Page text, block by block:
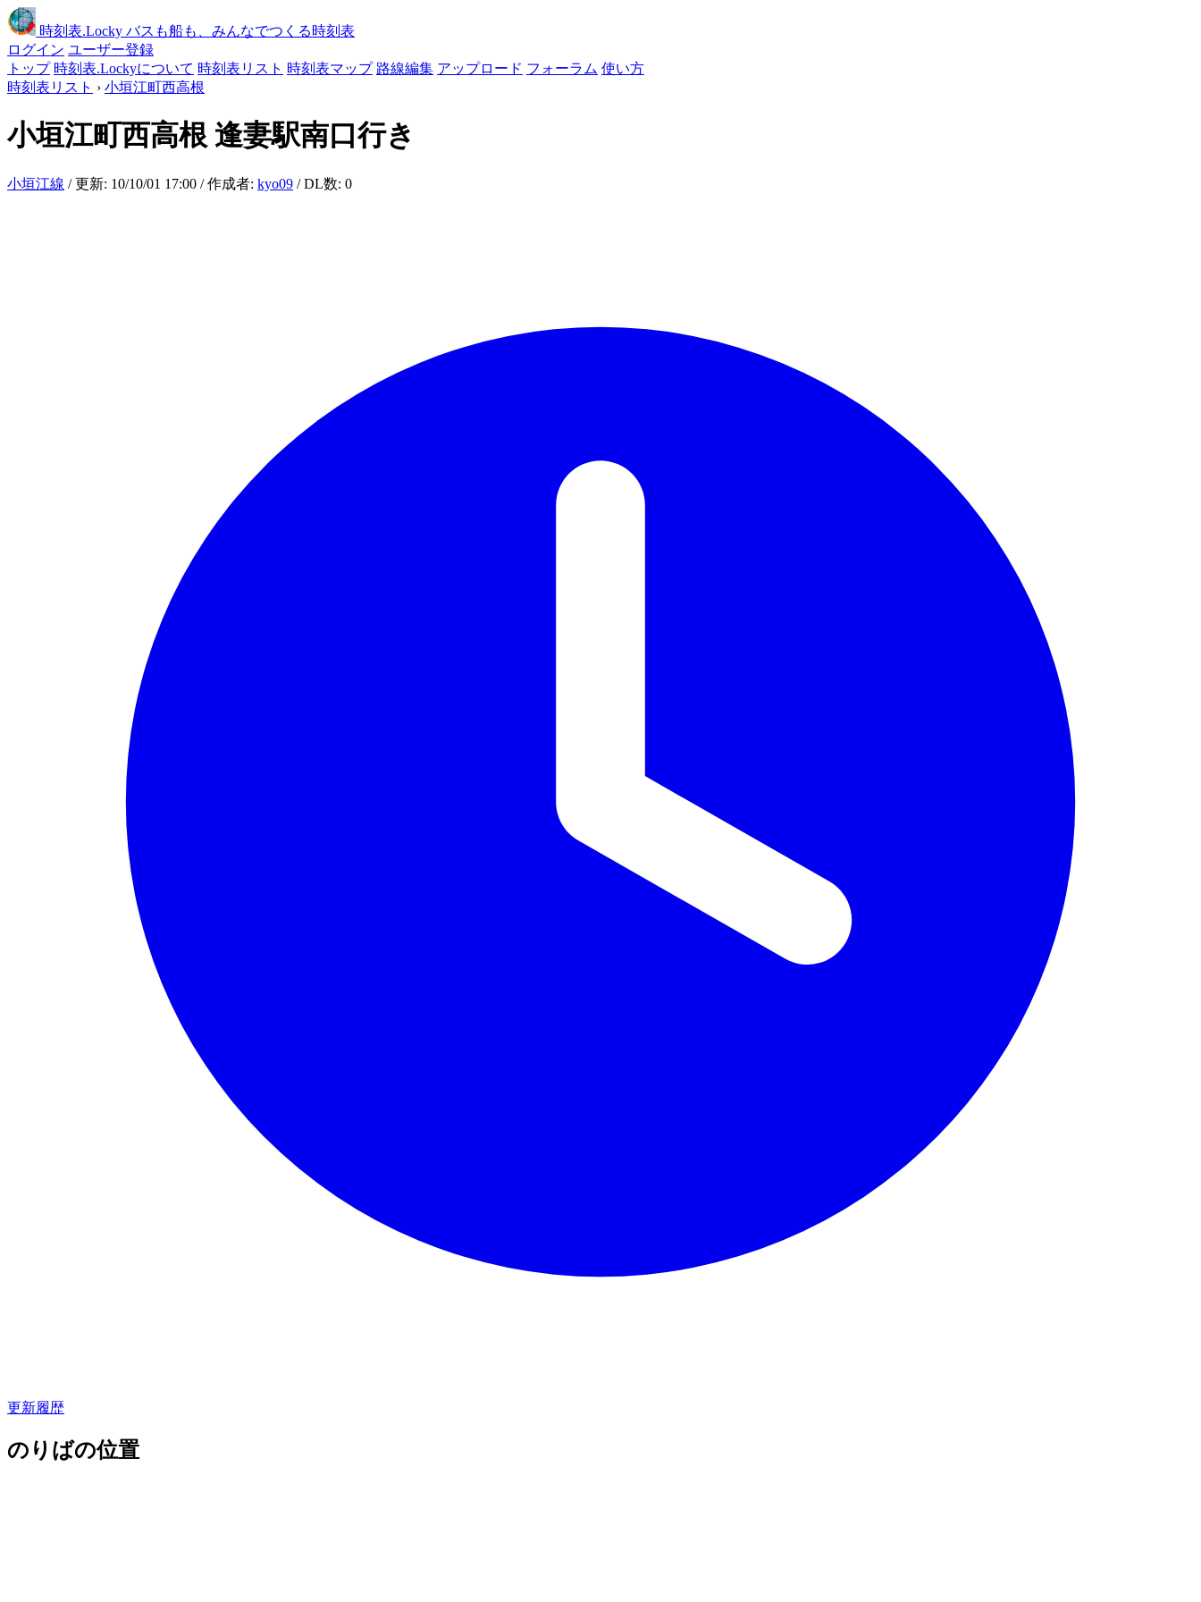
時刻表.Locky バスも船も、みんなでつくる時刻表
ログイン ユーザー登録
トップ 時刻表.Lockyについて 時刻表リスト 時刻表マップ 路線編集 アップロード フォーラム 使い方
時刻表リスト › 小垣江町西高根
小垣江町西高根 逢妻駅南口行き
小垣江線 / 更新: 10/10/01 17:00 / 作成者: kyo09 / DL数: 0
更新履歴
のりばの位置